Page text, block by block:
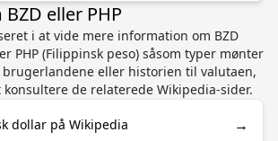
eller PHP
i at vide mere information om BZD
PHP (Filippinsk peso) såsom typer mønter
eller historien til valutaen,
de relaterede Wikipedia-sider.
dollar på Wikipedia →